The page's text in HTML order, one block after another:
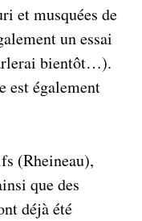
et musquées de
un essai
bientôt…).
est également
(Rheineau),
que des
déjà été